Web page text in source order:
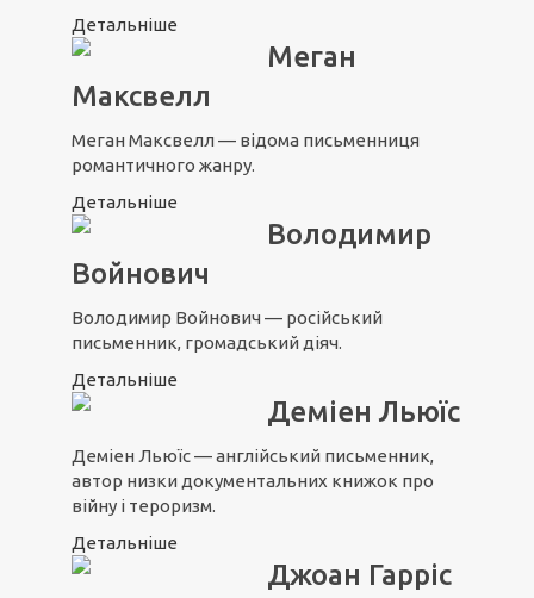
Детальніше
Меган
Максвелл
Меган Максвелл — відома письменниця
романтичного жанру.
Детальніше
Володимир
Войнович
Володимир Войнович — російський
письменник, громадський діяч.
Детальніше
Деміен Льюїс
Деміен Льюїс — англійський письменник,
автор низки документальних книжок про
війну і тероризм.
Детальніше
Джоан Гарріс